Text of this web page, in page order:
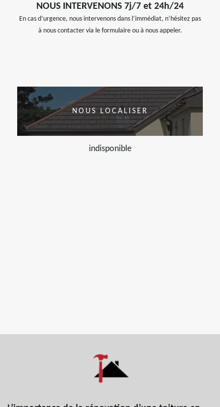
NOUS INTERVENONS 7j/7 et 24h/24
En cas d’urgence, nous intervenons dans l’immédiat, n’hésitez pas
à nous contacter via le formulaire ou à nous appeler.
NOUS LOCALISER
indisponible